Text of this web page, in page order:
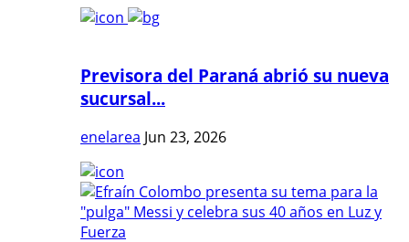
Previsora del Paraná abrió su nueva
sucursal...
enelarea Jun 23, 2026